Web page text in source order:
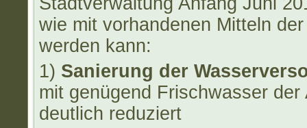
wie mit vorhandenen Mitteln
werden kann:
1) Sanierung der
mit genügend Frischwasser
deutlich reduziert